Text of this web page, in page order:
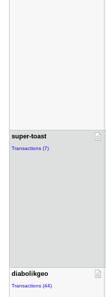
super-toas​t
Transactions (7)
diabolikge​o
Transactions (44)